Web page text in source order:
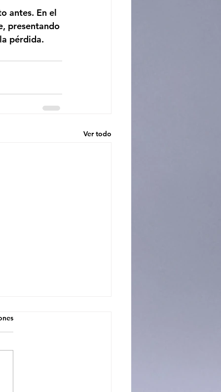
antes. En el
presentando
pérdida.
Ver todo